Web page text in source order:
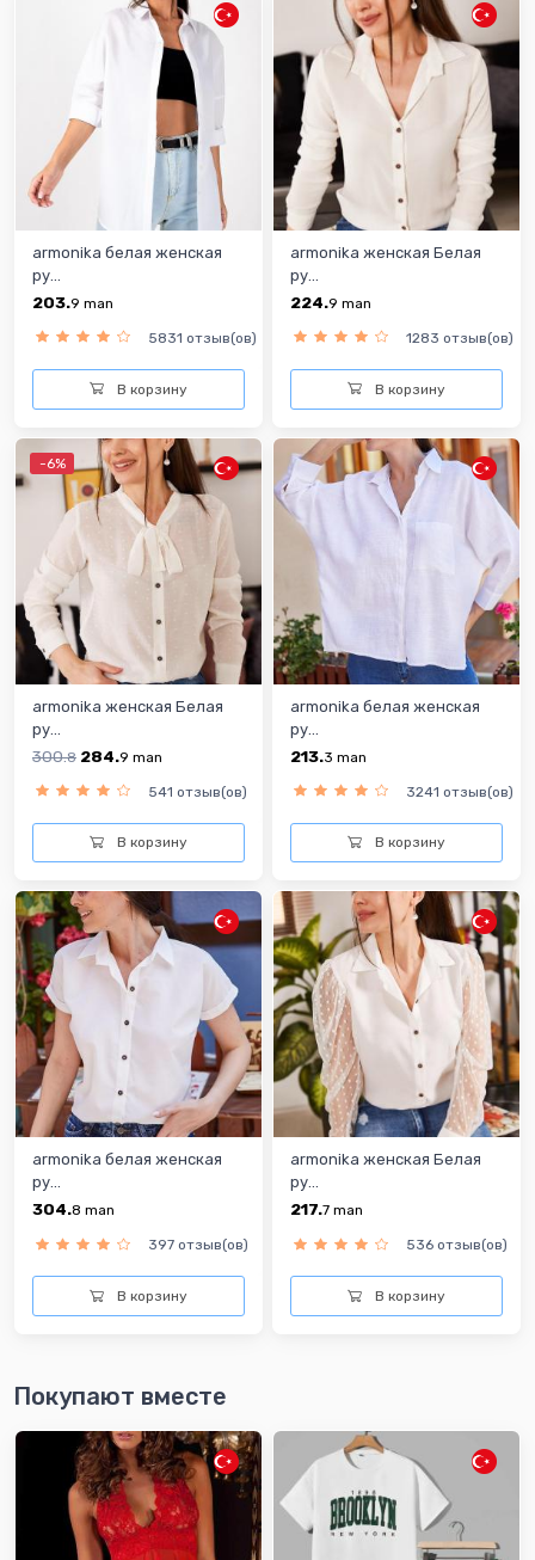
armonika белая женская
ру...
203.9 man
5831 отзыв(ов)
В корзину
armonika женская Белая
ру...
224.9 man
1283 отзыв(ов)
В корзину
-6%
armonika женская Белая
ру...
300.8 284.9 man
541 отзыв(ов)
В корзину
armonika белая женская
ру...
213.3 man
3241 отзыв(ов)
В корзину
armonika белая женская
ру...
304.8 man
397 отзыв(ов)
В корзину
armonika женская Белая
ру...
217.7 man
536 отзыв(ов)
В корзину
Покупают вместе